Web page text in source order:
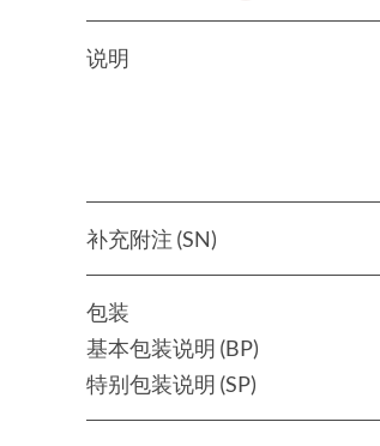
说明
补充附注 (SN)
包装
基本包装说明 (BP)
特别包装说明 (SP)